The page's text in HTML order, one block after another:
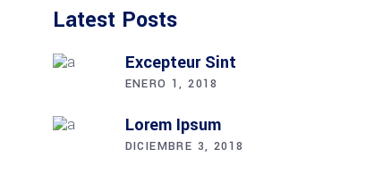
Latest Posts
Excepteur Sint
ENERO 1, 2018
Lorem Ipsum
DICIEMBRE 3, 2018